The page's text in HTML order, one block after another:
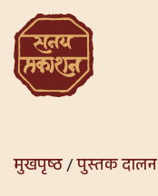
मुखपृष्ठ/पुस्तक दालन